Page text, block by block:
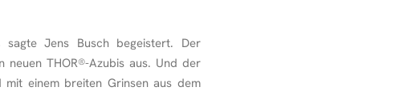
Jens Busch begeistert. Der
THOR®-Azubis aus. Und der
einem breiten Grinsen aus dem